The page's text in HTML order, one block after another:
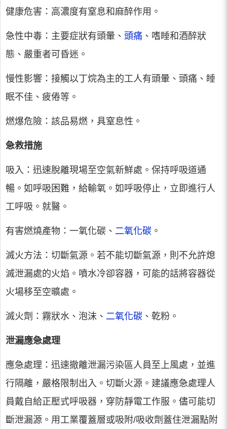
健康危害：高濃度有窒息和麻醉作用。
急性中毒：主要症狀有頭暈、 頭痛 、嗜睡和酒醉狀
態、嚴重者可昏迷。
慢性影響：接觸以丁烷為主的工人有頭暈、頭痛、睡
眠不佳、疲倦等。
燃爆危險：該品易燃，具窒息性。
急救措施
吸入：迅速脫離現場至空氣新鮮處。保持呼吸道通
暢。如呼吸困難，給輸氧。如呼吸停止，立即進行人
工呼吸。就醫。
有害燃燒產物：一氧化碳、 二氧化碳 。
滅火方法：切斷氣源。若不能切斷氣源，則不允許熄
滅泄漏處的火焰。噴水冷卻容器，可能的話將容器從
火場移至空曠處。
滅火劑：霧狀水、泡沫、 二氧化碳 、乾粉。
泄漏應急處理
應急處理：迅速撤離泄漏污染區人員至上風處，並進
行隔離，嚴格限制出入。切斷火源。建議應急處理人
員戴自給正壓式呼吸器，穿防靜電工作服。儘可能切
斷泄漏源。用工業覆蓋層或吸附/吸收劑蓋住泄漏點附